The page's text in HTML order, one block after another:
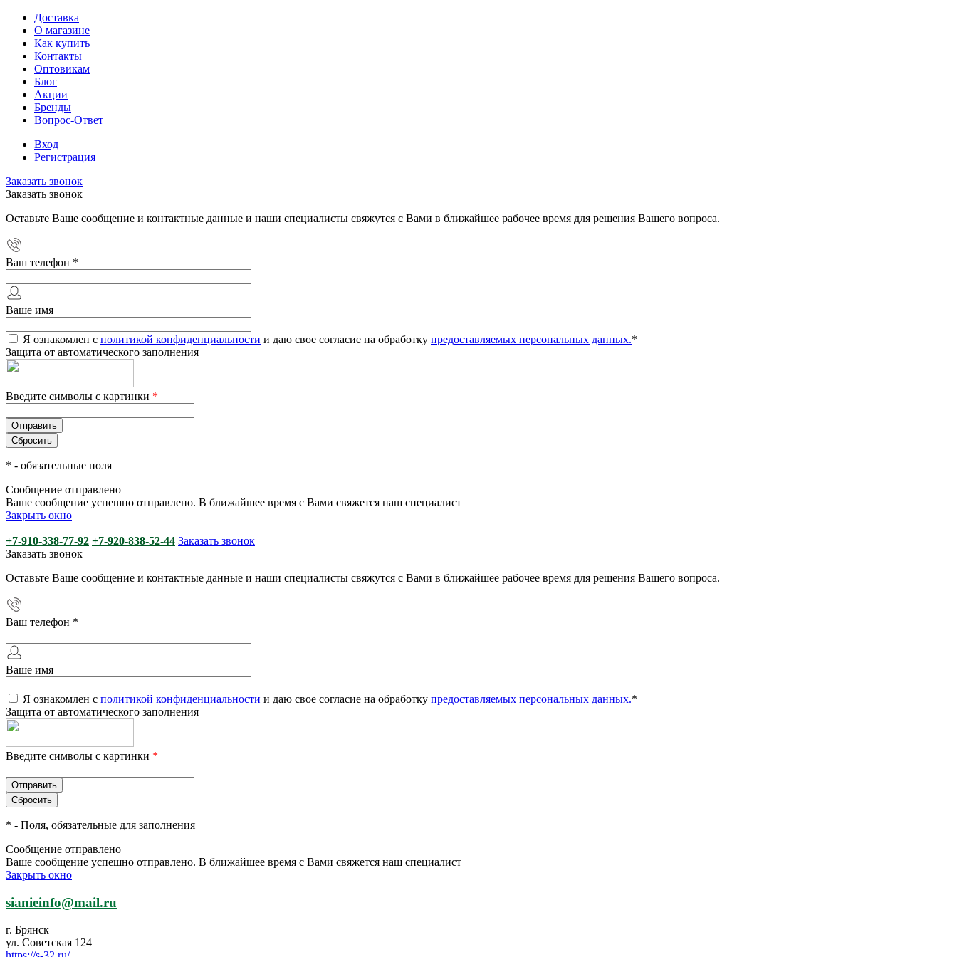
Доставка
О магазине
Как купить
Контакты
Оптовикам
Блог
Акции
Бренды
Вопрос-Ответ
Вход
Регистрация
Заказать звонок
Заказать звонок
Оставьте Ваше сообщение и контактные данные и наши специалисты свяжутся с Вами в ближайшее рабочее время для решения Вашего вопроса.
Ваш телефон *
Ваше имя
Я ознакомлен с политикой конфиденциальности и даю свое согласие на обработку предоставляемых персональных данных.*
Защита от автоматического заполнения
Введите символы с картинки *
* - обязательные поля
Сообщение отправлено
Ваше сообщение успешно отправлено. В ближайшее время с Вами свяжется наш специалист
Закрыть окно
+7-910-338-77-92 +7-920-838-52-44 Заказать звонок
Заказать звонок
Оставьте Ваше сообщение и контактные данные и наши специалисты свяжутся с Вами в ближайшее рабочее время для решения Вашего вопроса.
Ваш телефон *
Ваше имя
Я ознакомлен с политикой конфиденциальности и даю свое согласие на обработку предоставляемых персональных данных.*
Защита от автоматического заполнения
Введите символы с картинки *
* - Поля, обязательные для заполнения
Сообщение отправлено
Ваше сообщение успешно отправлено. В ближайшее время с Вами свяжется наш специалист
Закрыть окно
sianieinfo@mail.ru
г. Брянск
ул. Советская 124